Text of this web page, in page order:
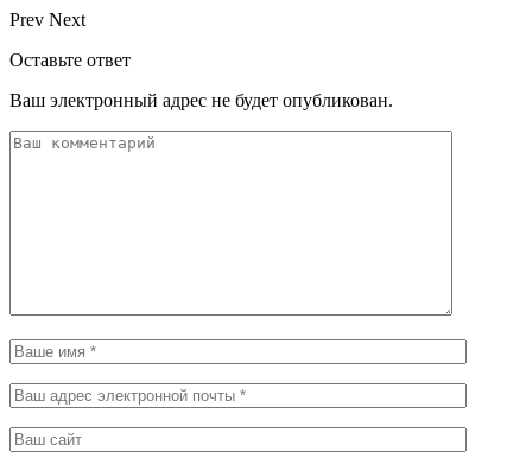
Prev Next
Оставьте ответ
Ваш электронный адрес не будет опубликован.